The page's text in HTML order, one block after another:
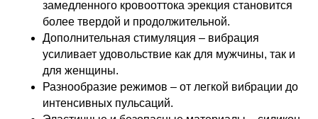
замедленного кровооттока эрекция становится
более твердой и продолжительной.
Дополнительная стимуляция – вибрация
усиливает удовольствие как для мужчины, так и
для женщины.
Разнообразие режимов – от легкой вибрации до
интенсивных пульсаций.